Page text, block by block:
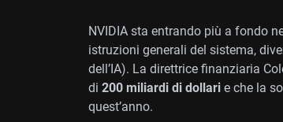
NVIDIA sta entrando più a fondo
istruzioni generali del sistema,
dell’IA). La direttrice finanziaria
di 200 miliardi di dollari e che la
quest’anno.